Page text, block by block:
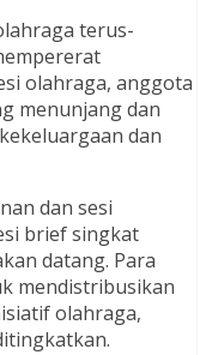
terus-
olahraga, anggota
menunjang dan
dan
dan sesi
brief singkat
datang. Para
mendistribusikan
olahraga,